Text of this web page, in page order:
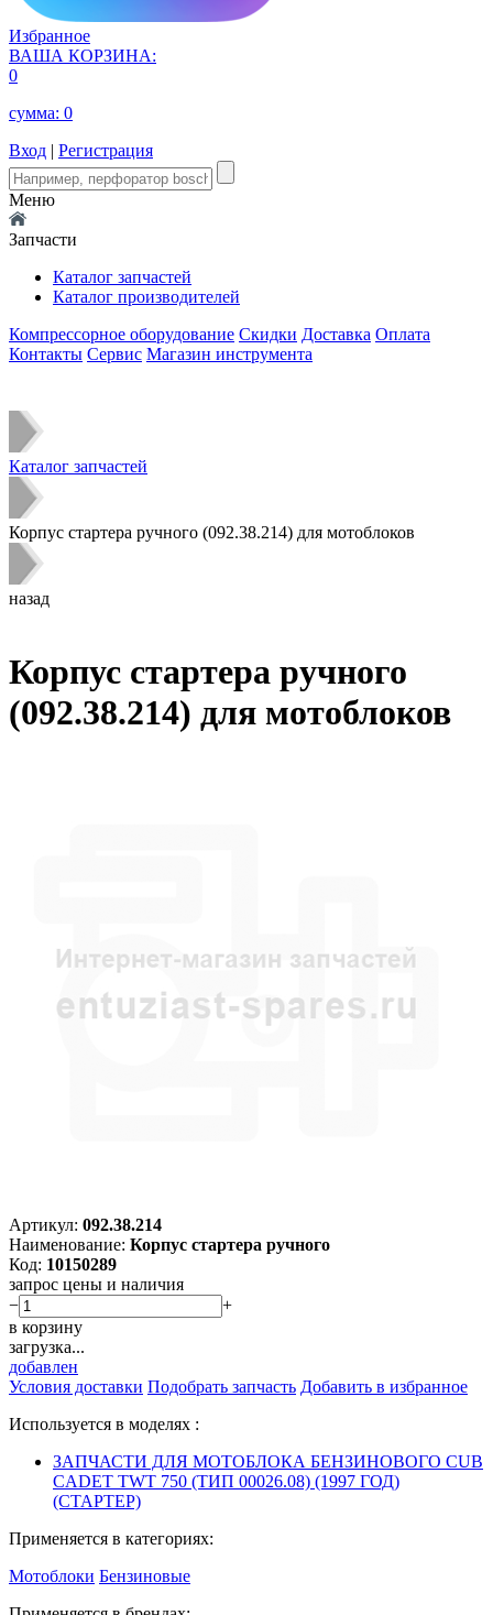
Избранное
ВАША КОРЗИНА:
0
сумма: 0
Вход | Регистрация
Меню
Запчасти
Каталог запчастей
Каталог производителей
Компрессорное оборудование Скидки Доставка Оплата
Контакты Сервис Магазин инструмента
Каталог запчастей
Корпус стартера ручного (092.38.214) для мотоблоков
назад
Корпус стартера ручного
(092.38.214) для мотоблоков
Артикул: 092.38.214
Наименование: Корпус стартера ручного
Код: 10150289
запрос цены и наличия
−
+
в корзину
загрузка...
добавлен
Условия доставки Подобрать запчасть Добавить в избранное
Используется в моделях :
ЗАПЧАСТИ ДЛЯ МОТОБЛОКА БЕНЗИНОВОГО CUB
CADET TWT 750 (ТИП 00026.08) (1997 ГОД)
(СТАРТЕР)
Применяется в категориях:
Мотоблоки Бензиновые